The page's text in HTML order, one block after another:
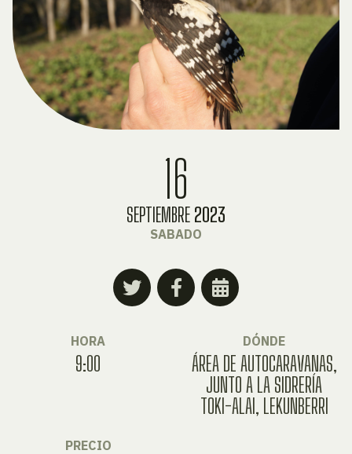
16
SEPTIEMBRE 2023
SABADO
HORA
9:00
DÓNDE
ÁREA DE AUTOCARAVANAS,
JUNTO A LA SIDRERÍA
TOKI-ALAI, LEKUNBERRI
PRECIO